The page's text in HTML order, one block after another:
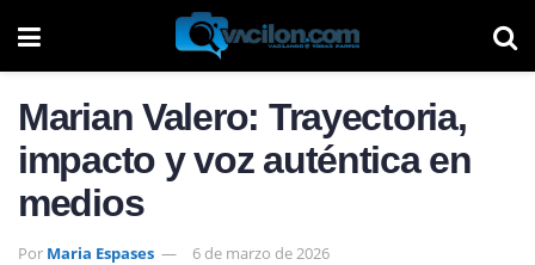
Marian Valero: Trayectoria,
impacto y voz auténtica en
medios
Por Maria Espases 6 de marzo de 2026